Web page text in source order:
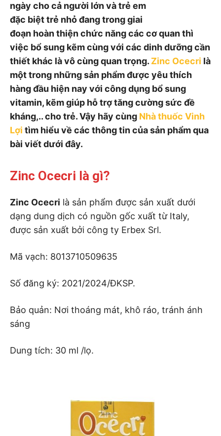
ngày cho cả người lớn và trẻ em
đặc biệt trẻ nhỏ đang trong giai
đoạn hoàn thiện chức năng các cơ quan thì
việc bổ sung kẽm cùng với các dinh dưỡng cần
thiết khác là vô cùng quan trọng. Zinc Ocecri là
một trong những sản phẩm được yêu thích
hàng đầu hiện nay với công dụng bổ sung
vitamin, kẽm giúp hỗ trợ tăng cường sức đề
kháng,.. cho trẻ. Vậy hãy cùng Nhà thuốc Vinh
Lợi tìm hiểu về các thông tin của sản phẩm qua
bài viết dưới đây.
Zinc Ocecri là gì?
Zinc Ocecri là sản phẩm được sản xuất dưới
dạng dung dịch có nguồn gốc xuất từ Italy,
được sản xuất bởi công ty Erbex Srl.
Mã vạch: 8013710509635
Số đăng ký: 2021/2024/ĐKSP.
Bảo quản: Nơi thoáng mát, khô ráo, tránh ánh
sáng
Dung tích: 30 ml /lọ.